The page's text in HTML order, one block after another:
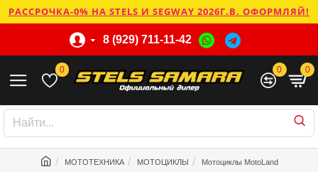
РАССРОЧКА-0% НА STELS И SEGWAY 2026Г.В. ОФОРМЛЯЙ!
8 (929) 711-11-42
0 0 0
МОТОТЕХНИКА МОТОЦИКЛЫ
Мотоциклы MotoLand